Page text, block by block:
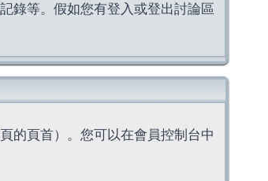
錄等。假如您有登入或登出討論區
的頁首）。您可以在會員控制台中